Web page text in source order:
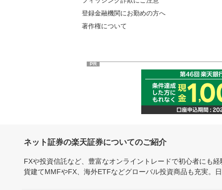
登録金融機関にお勤めの方へ
著作権について
PR
ネット証券の楽天証券についてのご紹介
FXや投資信託など、豊富なオンライントレードで初心者にも
貨建てMMFやFX、海外ETFなどグローバル投資商品も充実。